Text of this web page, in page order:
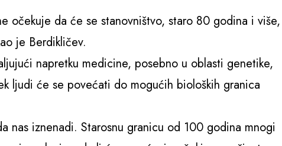
očekuje da će se stanovništvo, staro 80 ​​godina i više,
je Berdikličev.
napretku medicine, posebno u oblasti genetike,
ljudi će se povećati do mogućih bioloških granica
nas iznenadi. Starosnu granicu od 100 godina mnogi